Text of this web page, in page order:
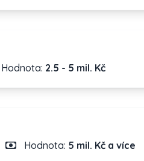
Hodnota: 2.5 - 5 mil. Kč
Hodnota: 5 mil. Kč a více